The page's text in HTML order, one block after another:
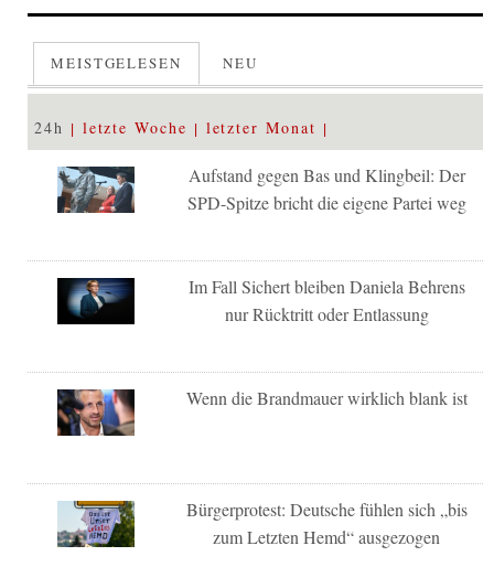
MEISTGELESEN NEU
24h letzte Woche letzter Monat
Aufstand gegen Bas und Klingbeil: Der
SPD-Spitze bricht die eigene Partei weg
Im Fall Sichert bleiben Daniela Behrens
nur Rücktritt oder Entlassung
Wenn die Brandmauer wirklich blank ist
Bürgerprotest: Deutsche fühlen sich „bis
zum Letzten Hemd“ ausgezogen